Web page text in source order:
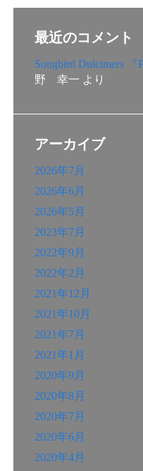
最近のコメント
Songbird Dulcimers 『
野 幸一 より
アーカイブ
2026年7月
2026年6月
2026年5月
2023年7月
2022年9月
2022年2月
2021年12月
2021年10月
2021年7月
2021年1月
2020年9月
2020年8月
2020年7月
2020年6月
2020年4月